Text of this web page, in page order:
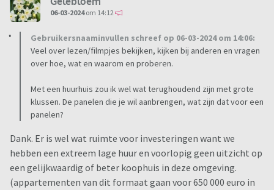
06-03-2024om 14:12
Gebruikersnaaminvullen schreef op 06-03-2024 om 14:06:
Veel over lezen/filmpjes bekijken, kijken bij anderen en vragen
over hoe, wat en waarom en proberen.
Met een huurhuis zou ik wel wat terughoudend zijn met grote
klussen. De panelen die je wil aanbrengen, wat zijn dat voor een
panelen?
Dank. Er is wel wat ruimte voor investeringen want we
hebben een extreem lage huur en voorlopig geen uitzicht op
een gelijkwaardig of beter koophuis in deze omgeving.
(appartementen van dit formaat gaan voor 650 000 euro in